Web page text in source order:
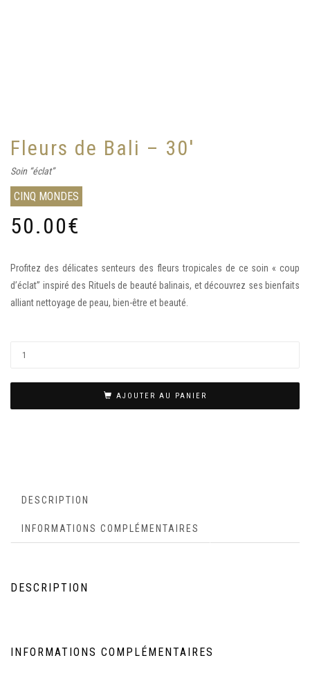
Fleurs de Bali – 30′
Soin “éclat”
CINQ MONDES
50.00€
Profitez des délicates senteurs des fleurs tropicales de ce soin « coup
d’éclat” inspiré des Rituels de beauté balinais, et découvrez ses bienfaits
alliant nettoyage de peau, bien-être et beauté.
AJOUTER AU PANIER
DESCRIPTION
INFORMATIONS COMPLÉMENTAIRES
DESCRIPTION
INFORMATIONS COMPLÉMENTAIRES